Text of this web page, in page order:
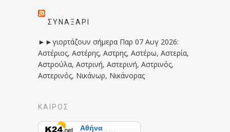
ΣΥΝΑΞΆΡΙ
►►γιορτάζουν σήμερα Παρ 07 Αυγ 2026:
Αστέριος, Αστέρης, Αστρης, Αστέρω, Αστερία,
Αστρούλα, Αστρινή, Αστερινή, Αστρινός,
Αστερινός, Νικάνωρ, Νικάνορας
ΚΑΙΡΟΣ